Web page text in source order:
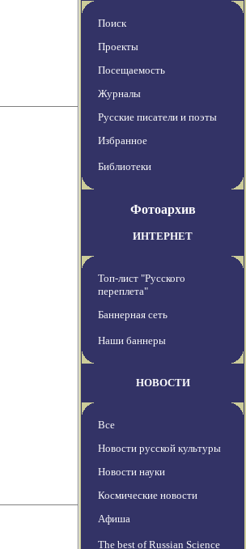
Поиск
Проекты
Посещаемость
Журналы
Русские писатели и поэты
Избранное
Библиотеки
Фотоархив
ИНТЕРНЕТ
Топ-лист "Русского
переплета"
Баннерная сеть
Наши баннеры
НОВОСТИ
Все
Новости русской культуры
Новости науки
Космические новости
Афиша
The best of Russian Science